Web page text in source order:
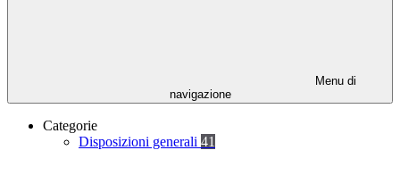
Menu di
navigazione
Categorie
Disposizioni generali 41